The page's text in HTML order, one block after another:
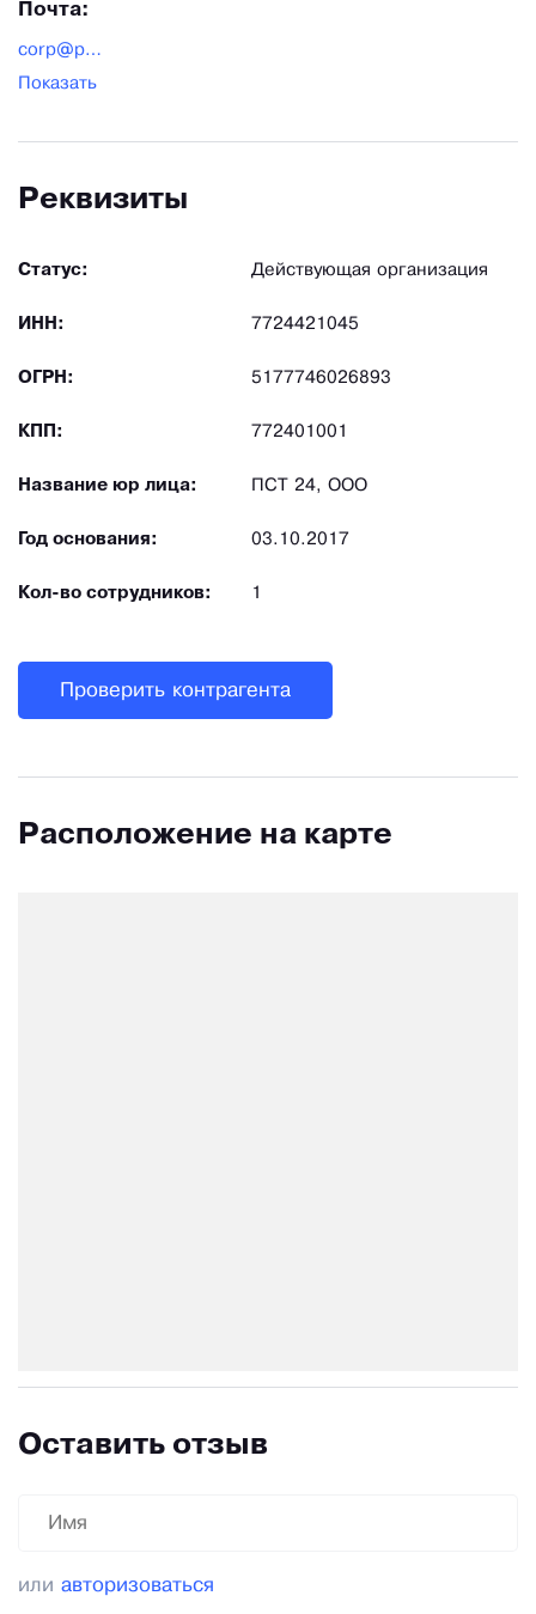
Почта:
corp@p-s-t.ru
Показать
Реквизиты
Статус: Действующая организация
ИНН: 7724421045
ОГРН: 5177746026893
КПП: 772401001
Название юр лица: ПСТ 24, ООО
Год основания: 03.10.2017
Кол-во сотрудников: 1
Проверить контрагента
Расположение на карте
Оставить отзыв
или авторизоваться